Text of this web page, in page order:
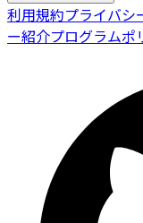
利用規約プライバシ
ー紹介プログラムポ